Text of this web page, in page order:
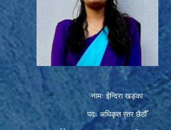
नामः ईन्दिरा खड्का
पदः अधिकृत स्तर छैठौँ